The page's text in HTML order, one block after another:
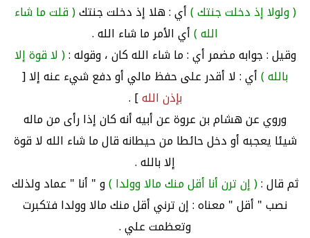
( ولولا إذ دخلت جنتك )أي : هلا إذ دخلت جنتك( قلت ما شاء
الله )أي الأمر ما شاء الله .
وقيل : جوابه مضمر أي : ما شاء الله كان ، وقوله :( لا قوة إلا
بالله )أي : لا أقدر على حفظ مالي أو دفع شيء عنه إلا [
بإذن الله] .
وروي عن هشام بن عروة عن أبيه أنه كان إذا رأى من ماله
شيئا يعجبه أو دخل حائطا من حيطانه قال ما شاء الله لا قوة
إلا بالله .
ثم قال :( إن ترن أنا أقل منك مالا وولدا )و " أنا " عماد ولذلك
نصب " أقل " معناه : إن ترني أقل منك مالا وولدا فتكبرت
وتعظمت علي .